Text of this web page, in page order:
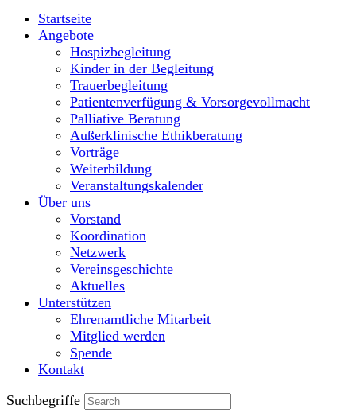
Startseite
Angebote
Hospizbegleitung
Kinder in der Begleitung
Trauerbegleitung
Patientenverfügung & Vorsorgevollmacht
Palliative Beratung
Außerklinische Ethikberatung
Vorträge
Weiterbildung
Veranstaltungskalender
Über uns
Vorstand
Koordination
Netzwerk
Vereinsgeschichte
Aktuelles
Unterstützen
Ehrenamtliche Mitarbeit
Mitglied werden
Spende
Kontakt
Suchbegriffe